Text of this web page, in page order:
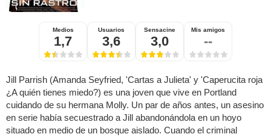
Medios
1,7
Usuarios
3,6
Sensacine
3,0
Mis amigos
--
Jill Parrish (Amanda Seyfried, 'Cartas a Julieta' y 'Caperucita roja
¿A quién tienes miedo?) es una joven que vive en Portland
cuidando de su hermana Molly. Un par de años antes, un asesino
en serie había secuestrado a Jill abandonándola en un hoyo
situado en medio de un bosque aislado. Cuando el criminal